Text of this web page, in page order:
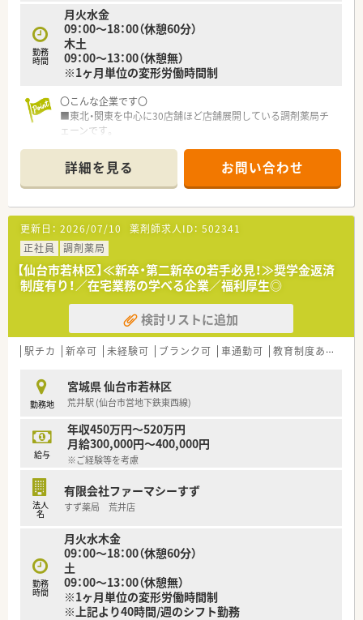
勤務
時間
月火水金
09：00～18：00（休憩60分）
木土
09：00～13：00（休憩無）
※1ヶ月単位の変形労働時間制
〇こんな企業です〇
■東北・関東を中心に30店舗ほど店舗展開している調剤薬局チ
ェーンです。
宅・施設どちらも幅広く展開してる企業です。
■新卒・中途採用、双方行っており、特に若手が活躍している薬局
の多い会社です。e-ラーニング会社負担はもちろん、研修体制も
充実している会社です。
■今後の薬剤師業界の先を見据え、国の求める薬局ビジョンに沿
う店舗運営・社内教育を行っています。
※対人業務へ特化し、調剤の機械化・システムの導入に積極的
で、ドクター・患者様・その他コメディカルと連携し地域医療を支
える薬局作りを行っています
■患者様のために！地域医療への貢献を目指しています
■風通しが良い社風で積極的に学べる、挑戦出来る環境の社風で
す。大手ほど厳しいハードルを設けず、手を挙げてくれる社員に
はまず任せてみることを大事にしている薬局です。
■夏季・年末年始休暇の他、結婚休暇などの休暇制度が充実して
〇こんな薬局です〇
■近隣の内科クリニックからの外来対応や、在宅への対応も今後
積極的に行っていく店舗です。
■仙台市内の多くの店舗で施設の処方を多く受けており、応援や
人事交流を通して薬剤師としての幅を広げつつ活躍出来る環境
があります。
≪業務内容≫
■今後新店の可能性もあるエリアで業務拡大に伴う増員の募集
舗マネジメントをしたい、在宅に深く関わっていきたいetc、あな
たのキャリアアップに繋がるプランを一緒に考え配置を進めま
す♪
■運転の伴う業務があるため、基本運転免許が必須になります。
■広く新卒、第二新卒の募集をしている薬局です。ご希望や適性
に応じ、面接後に実際の配属店舗を提案いたします。
詳細を見る お問い合わせ
更新日： 2026/07/10 薬剤師求人ID： 502341
正社員
調剤薬局
【仙台市若林区】≪新卒・第二新卒の若手必見！≫奨学金返済
制度有り！／在宅業務の学べる企業／福利厚生◎
検討リストに追加
駅チカ 新卒可 未経験可 ブランク可 車通勤可 教育制度あり
勤務地
宮城県 仙台市若林区
荒井駅 (仙台市営地下鉄東西線)
給与
年収450万円～520万円
月給300,000円～400,000円
※ご経験等を考慮
法人
名
有限会社ファーマシーすず
すず薬局 荒井店
勤務
時間
月火水木金
09：00～18：00（休憩60分）
土
09：00～13：00（休憩無）
※1ヶ月単位の変形労働時間制
※上記より40時間/週のシフト勤務